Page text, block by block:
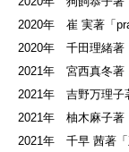
2020年 崔 実著「
2020年 千田理緒著
2021年 宮西真冬著
2021年 吉野万理子
2021年 柚木麻子著
2021年 千早 茜著「